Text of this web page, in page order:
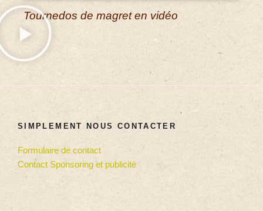
Tournedos de magret en vidéo
SIMPLEMENT NOUS CONTACTER
Formulaire de contact
Contact Sponsoring et publicité